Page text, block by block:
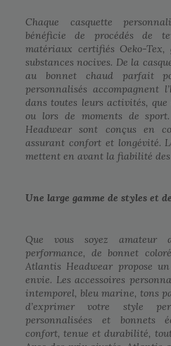
Chaque casquette
bénéficie de procédés de
matériaux certifiés Oeko-Tex,
substances nocives. De la
au bonnet chaud parfait
personnalisés accompagnent
dans toutes leurs activités,
ou lors de moments de
Headwear sont conçus en
assurant confort et longévité.
mettent en avant la fiabilité des
Une large gamme de styles et
Que vous soyez amateur
performance, de bonnet
Atlantis Headwear propose
envie. Les accessoires
intemporel, bleu marine, tons
d’exprimer votre style
personnalisées et bonnets
confort, tenue et durabilité,